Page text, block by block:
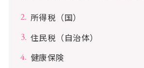
所得税（国）
住民税（自治体）
健康保険